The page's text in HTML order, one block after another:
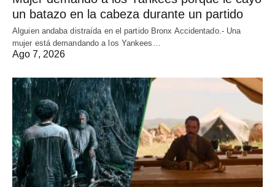
un batazo en la cabeza durante un partido
Alguien andaba distraída en el partido Bronx Accidentado.- Una
mujer está demandando a los Yankees…
Ago 7, 2026